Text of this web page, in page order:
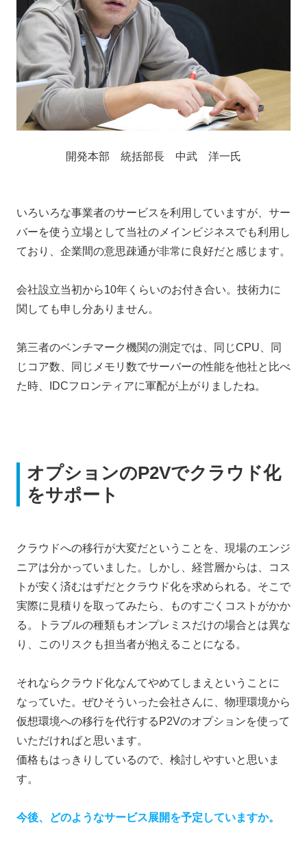
開発本部 統括部長 中武 洋一氏
いろいろな事業者のサービスを利用していますが、サー
バーを使う立場として当社のメインビジネスでも利用し
ており、企業間の意思疎通が非常に良好だと感じます。
会社設立当初から10年くらいのお付き合い。技術力に
関しても申し分ありません。
第三者のベンチマーク機関の測定では、同じCPU、同
じコア数、同じメモリ数でサーバーの性能を他社と比べ
た時、IDCフロンティアに軍配が上がりましたね。
オプションのP2Vでクラウド化
をサポート
クラウドへの移行が大変だということを、現場のエンジ
ニアは分かっていました。しかし、経営層からは、コス
トが安く済むはずだとクラウド化を求められる。そこで
実際に見積りを取ってみたら、ものすごくコストがかか
る。トラブルの種類もオンプレミスだけの場合とは異な
り、このリスクも担当者が抱えることになる。
それならクラウド化なんてやめてしまえということに
なっていた。ぜひそういった会社さんに、物理環境から
仮想環境への移行を代行するP2Vのオプションを使って
いただければと思います。
価格もはっきりしているので、検討しやすいと思いま
す。
今後、どのようなサービス展開を予定していますか。